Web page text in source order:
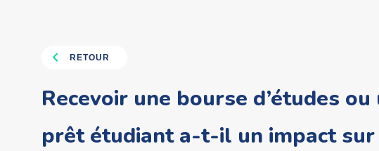
RETOUR
Recevoir une bourse d’études ou
prêt étudiant a-t-il un impact sur